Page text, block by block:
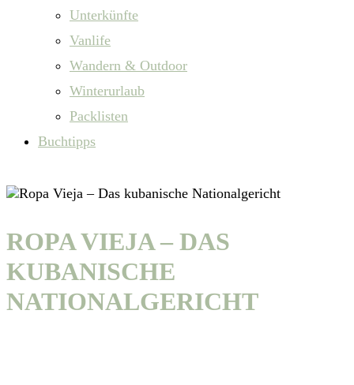
Unterkünfte
Vanlife
Wandern & Outdoor
Winterurlaub
Packlisten
Buchtipps
ROPA VIEJA – DAS
KUBANISCHE
NATIONALGERICHT